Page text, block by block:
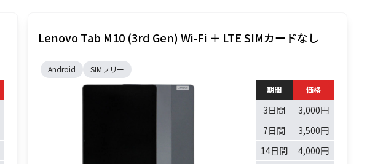
Lenovo Tab M10 (3rd Gen) Wi-Fi ＋ LTE SIMカードなし
Android
SIMフリー
期間
価格
3日間
3,000円
7日間
3,500円
14日間
4,000円